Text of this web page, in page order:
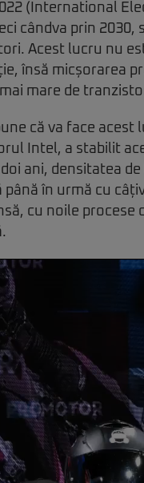
(International
cândva prin
Acest lucru nu
însă micșorarea
mare de
că va face
Intel, a stabilit
ani, densitatea
până în urmă cu
cu noile procese